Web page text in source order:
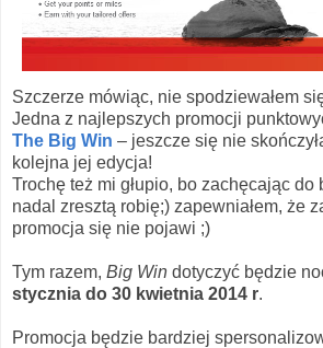
Szczerze mówiąc, nie spodziewałem
Jedna z najlepszych promocji
The Big Win – jeszcze się nie
kolejna jej edycja!
Trochę też mi głupio, bo zachęcając do
nadal zresztą robię;) zapewniałem, że
promocja się nie pojawi ;)
Tym razem, Big Win dotyczyć będzie
stycznia do 30 kwietnia 2014 r.
Promocja będzie bardziej